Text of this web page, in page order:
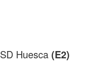
SD Huesca (E2)